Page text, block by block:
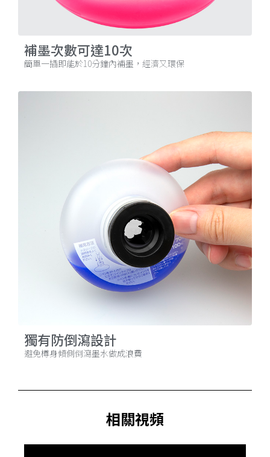
補墨次數可達10次
簡單一插即能於10分鐘內補墨，經濟又環保
獨有防倒瀉設計
避免樽身傾側倒瀉墨水做成浪費
相關視頻